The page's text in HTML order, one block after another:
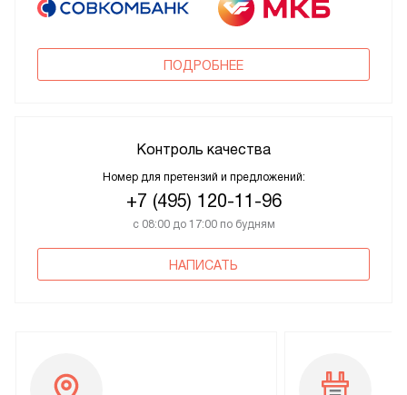
ПОДРОБНЕЕ
Контроль качества
Номер для претензий и предложений:
+7 (495) 120-11-96
с 08:00 до 17:00 по будням
НАПИСАТЬ